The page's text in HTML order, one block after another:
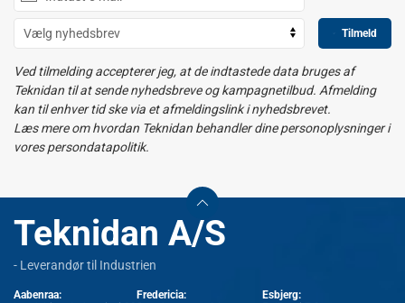
Tilmeld
Ved tilmelding accepterer jeg, at de indtastede data bruges af
Teknidan til at sende nyhedsbreve og kampagnetilbud. Afmelding
kan til enhver tid ske via et afmeldingslink i nyhedsbrevet.
Læs mere om hvordan Teknidan behandler dine personoplysninger i
vores persondatapolitik.
Teknidan A/S
- Leverandør til Industrien
Aabenraa:
Fredericia:
Esbjerg: